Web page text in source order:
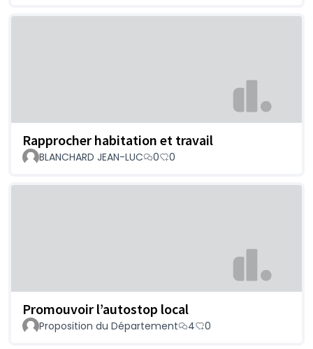
Rapprocher habitation et travail
BLANCHARD JEAN-LUC 0 0
Promouvoir l’autostop local
Proposition du Département 4 0